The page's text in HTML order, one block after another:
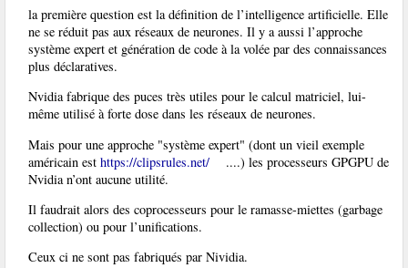
la première question est la définition de l’intelligence artificielle. Elle
ne se réduit pas aux réseaux de neurones. Il y a aussi l’approche
système expert et génération de code à la volée par des connaissances
plus déclaratives.
Nvidia fabrique des puces très utiles pour le calcul matriciel, lui-
même utilisé à forte dose dans les réseaux de neurones.
Mais pour une approche "système expert" (dont un vieil exemple
américain est https://clipsrules.net/
....) les processeurs GPGPU de
Nvidia n’ont aucune utilité.
Il faudrait alors des coprocesseurs pour le ramasse-miettes (garbage
collection) ou pour l’unifications.
Ceux ci ne sont pas fabriqués par Nividia.